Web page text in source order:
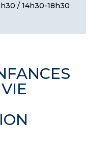
/ 14h30-18h30